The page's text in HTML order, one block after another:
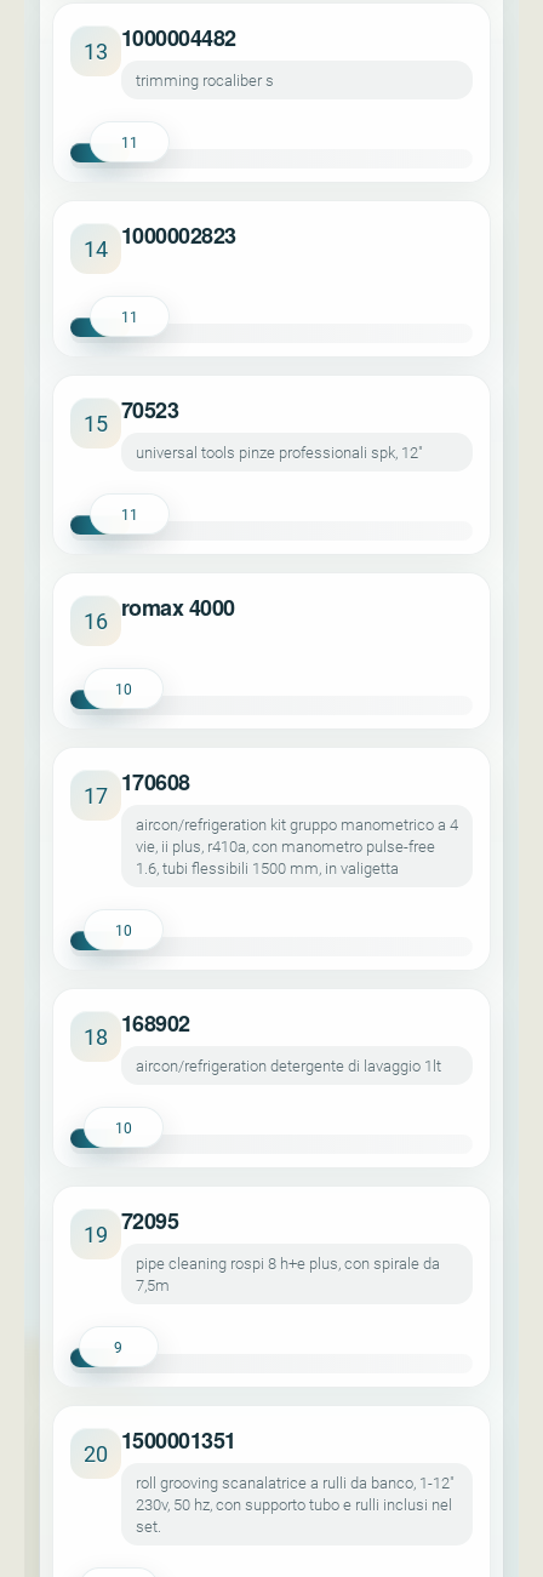
13 1000004482
trimming rocaliber s
11
14 1000002823
11
15 70523
universal tools pinze professionali spk, 12"
11
16 romax 4000
10
17 170608
aircon/refrigeration kit gruppo manometrico a 4
vie, ii plus, r410a, con manometro pulse-free
1.6, tubi flessibili 1500 mm, in valigetta
10
18 168902
aircon/refrigeration detergente di lavaggio 1lt
10
19 72095
pipe cleaning rospi 8 h+e plus, con spirale da
7,5m
9
20 1500001351
roll grooving scanalatrice a rulli da banco, 1-12"
230v, 50 hz, con supporto tubo e rulli inclusi nel
set.